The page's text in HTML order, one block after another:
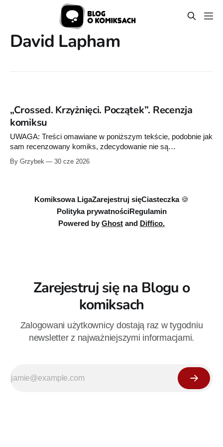
David Lapham
„Crossed. Krzyżnięci. Początek”. Recenzja
komiksu
UWAGA: Treści omawiane w poniższym tekście, podobnie jak
sam recenzowany komiks, zdecydowanie nie są
przeznaczone dla osób niepełnoletnich oraz dla czytelników o
wysokiej wrażliwości. Mamy tu do czynienia z ekstremalną,
społeczne tabu. Czytasz na własną odpowiedzialność.
Apokalipsę lubimy sobie
By Grzybek 30 cze 2026
Komiksowa LigaZarejestruj sięCiasteczka 🍪
Polityka prywatnościRegulamin
Powered by Ghost and Diffico.
Zarejestruj się na Blogu o
komiksach
Zalogowani użytkownicy dostają raz w tygodniu
newsletter z najważniejszymi informacjami.